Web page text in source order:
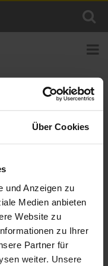
Über Cookies
und Anzeigen zu
Medien anbieten
Website zu
zu Ihrer
Partner für
weiter. Unsere
Sonnenschutz für
die Nachfrage nach
die Wärme erst gar
Sie Ihre Glasfronten
Egal ob
. Bei uns finden
individuell für Sie